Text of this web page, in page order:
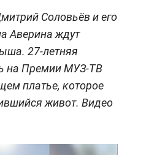
Соловьёв и его
Аверина ждут
27-летняя
на Премии МУЗ-ТВ
платье, которое
живот. Видео